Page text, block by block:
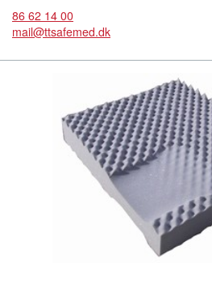
86 62 14 00
mail@ttsafemed.dk